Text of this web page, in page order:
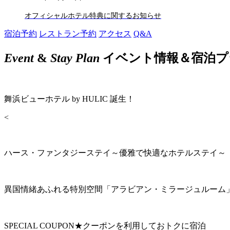
オフィシャルホテル特典に関するお知らせ
宿泊予約 レストラン予約 アクセス Q&A
Event& Stay Plan イベント情報＆宿泊
舞浜ビューホテル by HULIC 誕生！
<
ハース・ファンタジーステイ～優雅で快適なホテルステイ～
異国情緒あふれる特別空間「アラビアン・ミラージュルーム
SPECIAL COUPON★クーポンを利用しておトクに宿泊